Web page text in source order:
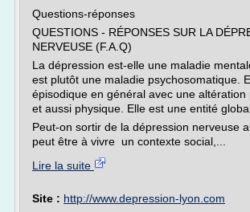
Questions-réponses
QUESTIONS - RÉPONSES SUR LA
NERVEUSE (F.A.Q)
La dépression est-elle une maladie
est plutôt une maladie psychosomatique.
épisodique en général avec une altération
et aussi physique. Elle est une entité
Peut-on sortir de la dépression nerveuse
peut être à vivre un contexte social,...
Lire la suite
Site : http://www.depression-lyon.com